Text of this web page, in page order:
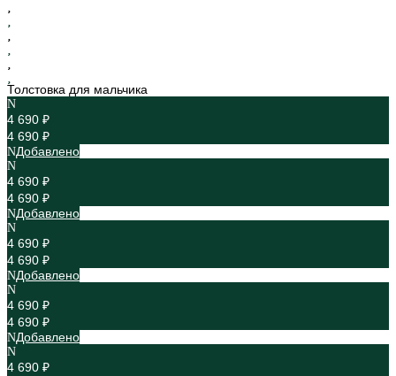
Толстовка для мальчика
4 690 ₽
4 690 ₽
Добавлено
4 690 ₽
4 690 ₽
Добавлено
4 690 ₽
4 690 ₽
Добавлено
4 690 ₽
4 690 ₽
Добавлено
4 690 ₽